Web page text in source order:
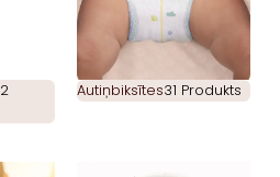
2
Autiņbiksītes31 Produkts